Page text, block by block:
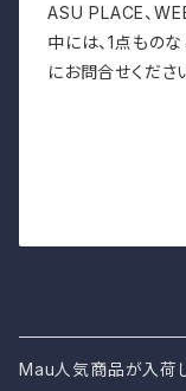
ASU PLACE、
中には、1点もの
にお問合せくださ
Mau人気商品が入荷し